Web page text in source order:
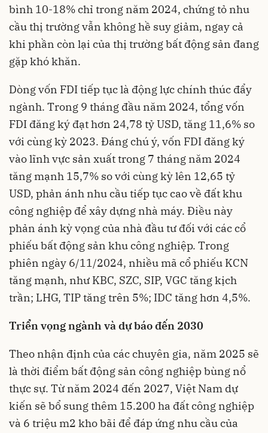
bình 10-18% chỉ trong năm 2024, chứng tỏ nhu
cầu thị trường vẫn không hề suy giảm, ngay cả
khi phần còn lại của thị trường bất động sản đang
gặp khó khăn.
Dòng vốn FDI tiếp tục là động lực chính thúc đẩy
ngành. Trong 9 tháng đầu năm 2024, tổng vốn
FDI đăng ký đạt hơn 24,78 tỷ USD, tăng 11,6% so
với cùng kỳ 2023. Đáng chú ý, vốn FDI đăng ký
vào lĩnh vực sản xuất trong 7 tháng năm 2024
tăng mạnh 15,7% so với cùng kỳ lên 12,65 tỷ
USD, phản ánh nhu cầu tiếp tục cao về đất khu
công nghiệp để xây dựng nhà máy. Điều này
phản ánh kỳ vọng của nhà đầu tư đối với các cổ
phiếu bất động sản khu công nghiệp. Trong
phiên ngày 6/11/2024, nhiều mã cổ phiếu KCN
tăng mạnh, như KBC, SZC, SIP, VGC tăng kịch
trần; LHG, TIP tăng trên 5%; IDC tăng hơn 4,5%.
Triển vọng ngành và dự báo đến 2030
Theo nhận định của các chuyên gia, năm 2025 sẽ
là thời điểm bất động sản công nghiệp bùng nổ
thực sự. Từ năm 2024 đến 2027, Việt Nam dự
kiến sẽ bổ sung thêm 15.200 ha đất công nghiệp
và 6 triệu m2 kho bãi để đáp ứng nhu cầu của